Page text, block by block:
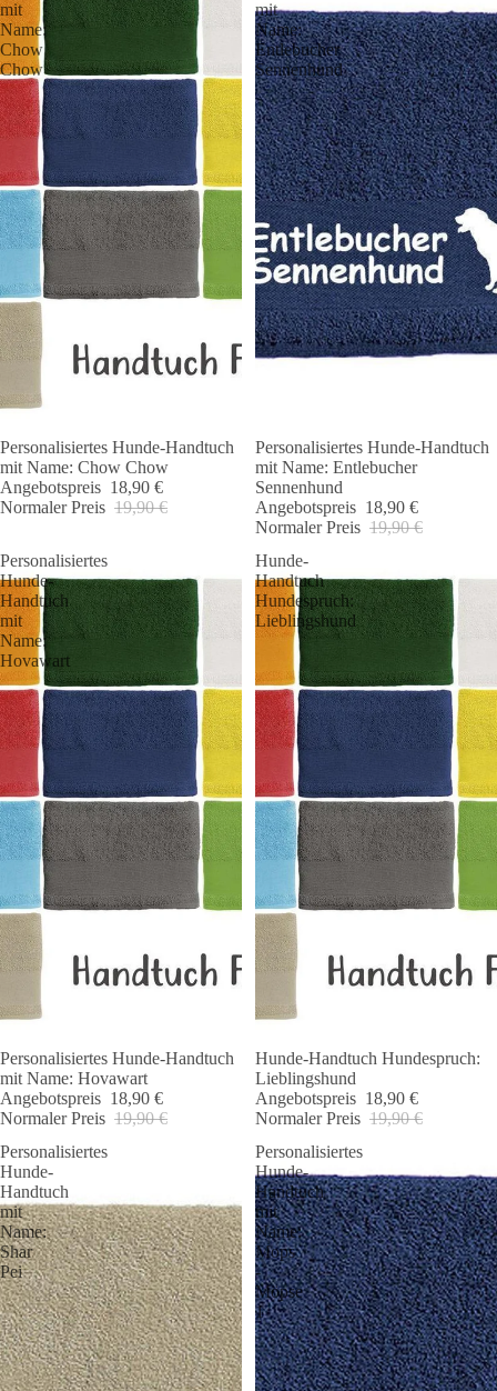
mit
Name:
Chow
Chow
Angebot 🐾
Personalisiertes Hunde-Handtuch
mit Name: Chow Chow
Angebotspreis 18,90 €
Normaler Preis 19,90 €
mit
Name:
Entlebucher
Sennenhund
Angebot 🐾
Personalisiertes Hunde-Handtuch
mit Name: Entlebucher
Sennenhund
Angebotspreis 18,90 €
Normaler Preis 19,90 €
Personalisiertes
Hunde-
Handtuch
mit
Name:
Hovawart
Angebot 🐾
Personalisiertes Hunde-Handtuch
mit Name: Hovawart
Angebotspreis 18,90 €
Normaler Preis 19,90 €
Hunde-
Handtuch
Hundespruch:
Lieblingshund
Angebot 🐾
Hunde-Handtuch Hundespruch:
Lieblingshund
Angebotspreis 18,90 €
Normaler Preis 19,90 €
Personalisiertes
Hunde-
Handtuch
mit
Name:
Shar
Pei
Personalisiertes
Hunde-
Handtuch
mit
Name:
Mops
-
Möpse
1